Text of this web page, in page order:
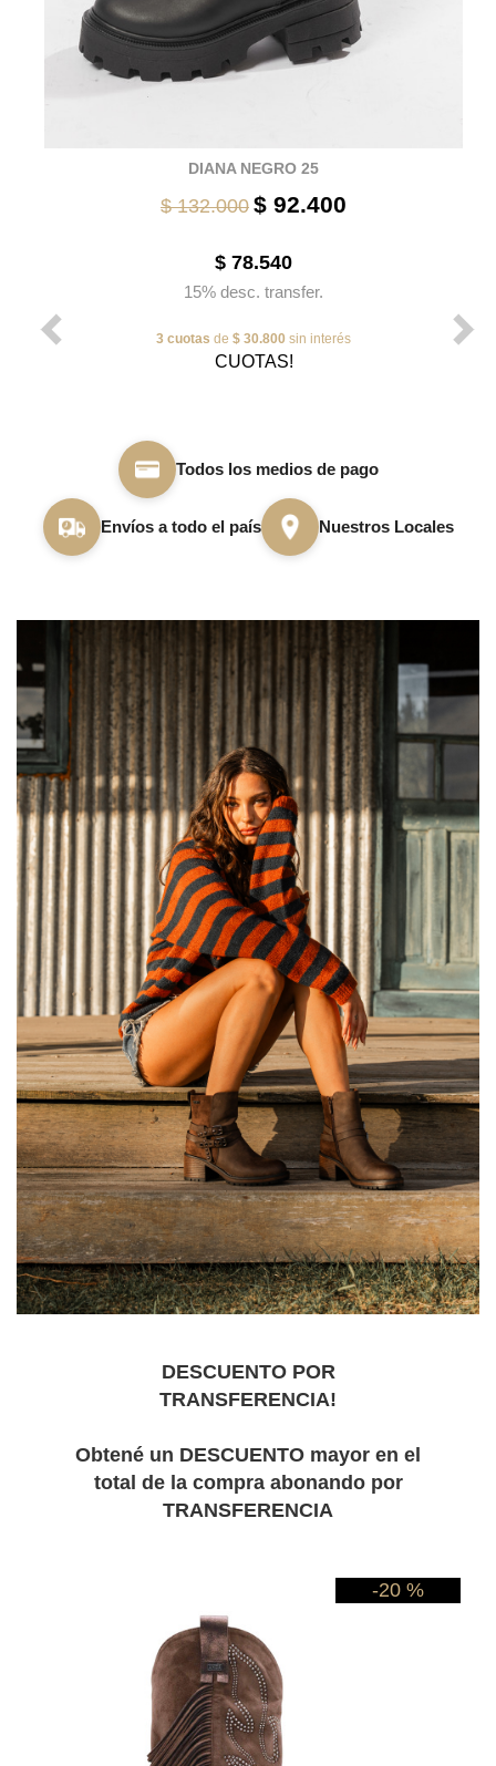
DIANA NEGRO 25
$ 132.000 $ 92.400
$ 78.540
15% desc. transfer.
3 cuotas de $ 30.800 sin interés
CUOTAS!
Todos los medios de pago
Envíos a todo el país Nuestros Locales
DESCUENTO POR
TRANSFERENCIA!
Obtené un DESCUENTO mayor en el
total de la compra abonando por
TRANSFERENCIA
-20 %